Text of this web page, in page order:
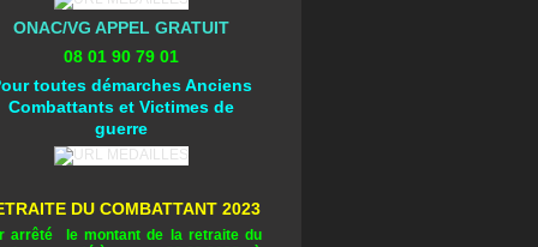
ONAC/VG APPEL GRATUIT
08 01 90 79 01
toutes démarches Anciens
Combattants et Victimes de
guerre
DU COMBATTANT 2023
arrêté le montant de la retraite du